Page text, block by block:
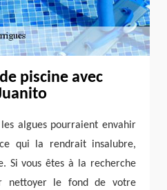
piscine avec
algues pourraient envahir
qui la rendrait insalubre,
Si vous êtes à la recherche
nettoyer le fond de votre